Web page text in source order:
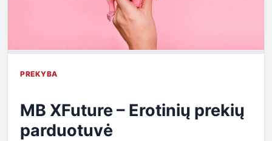
PREKYBA
MB XFuture – Erotinių prekių
parduotuvė